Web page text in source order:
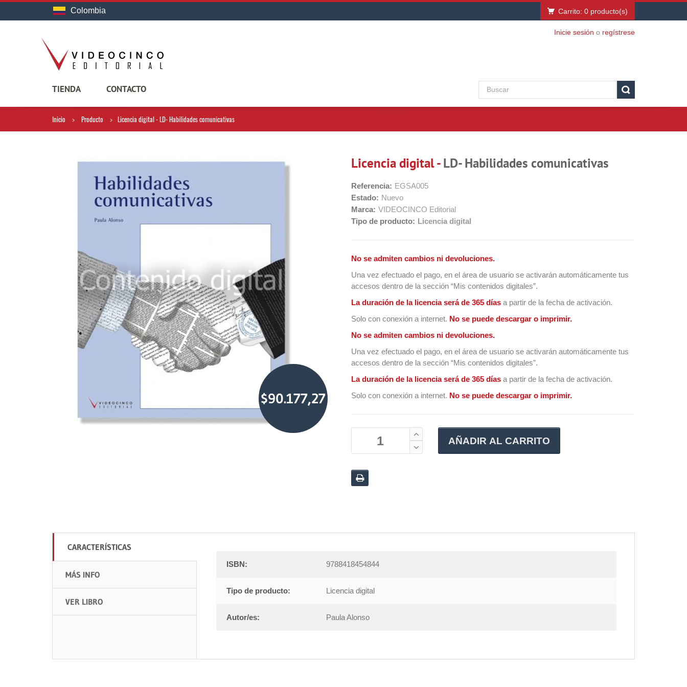
Colombia Carrito: 0 producto(s)
Inicie sesión o regístrese
TIENDA CONTACTO
Inicio Producto Licencia digital - LD- Habilidades comunicativas
$90.177,27
Licencia digital -LD- Habilidades comunicativas
Referencia: EGSA005
Estado: Nuevo
Marca: VIDEOCINCO Editorial
Tipo de producto: Licencia digital
No se admiten cambios ni devoluciones.
Una vez efectuado el pago, en el área de usuario se activarán automáticamente tus
accesos dentro de la sección “Mis contenidos digitales”.
La duración de la licencia será de 365 días a partir de la fecha de activación.
Solo con conexión a internet. No se puede descargar o imprimir.
No se admiten cambios ni devoluciones.
Una vez efectuado el pago, en el área de usuario se activarán automáticamente tus
accesos dentro de la sección “Mis contenidos digitales”.
La duración de la licencia será de 365 días a partir de la fecha de activación.
Solo con conexión a internet. No se puede descargar o imprimir.
AÑADIR AL CARRITO
CARACTERÍSTICAS
MÁS INFO
VER LIBRO
ISBN: 9788418454844
Tipo de producto: Licencia digital
Autor/es: Paula Alonso